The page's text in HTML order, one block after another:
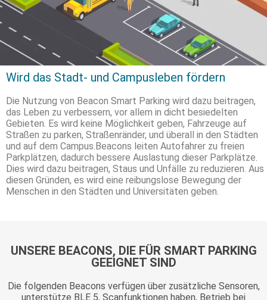
Wird das Stadt- und Campusleben fördern
Die Nutzung von Beacon Smart Parking wird dazu beitragen,
das Leben zu verbessern, vor allem in dicht besiedelten
Gebieten. Es wird keine Möglichkeit geben, Fahrzeuge auf
Straßen zu parken, Straßenränder, und überall in den Städten
und auf dem Campus.Beacons leiten Autofahrer zu freien
Parkplätzen, dadurch bessere Auslastung dieser Parkplätze.
Dies wird dazu beitragen, Staus und Unfälle zu reduzieren. Aus
diesen Gründen, es wird eine reibungslose Bewegung der
Menschen in den Städten und Universitäten geben.
UNSERE BEACONS, DIE FÜR SMART PARKING
GEEIGNET SIND
Die folgenden Beacons verfügen über zusätzliche Sensoren,
unterstütze BLE 5, Scanfunktionen haben, Betrieb bei